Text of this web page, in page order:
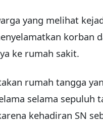
yang melihat
korban
ke rumah sakit.
rumah tangga
selama sepuluh
kehadiran SN